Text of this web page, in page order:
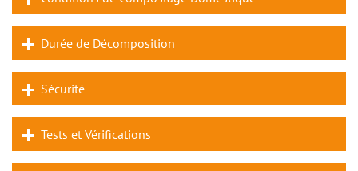
Durée de Décomposition
Sécurité
Tests et Vérifications